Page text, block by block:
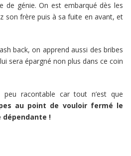
de génie. On est embarqué dès les
son frère puis à sa fuite en avant, et
back, on apprend aussi des bribes
sera épargné non plus dans ce coin
racontable car tout n’est que
au point de vouloir fermé le
dépendante !